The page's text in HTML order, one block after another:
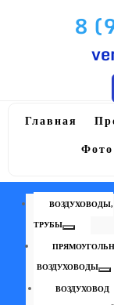
8
Главная
Фото
ВОЗДУХОВОДЫ,
ТРУБЫ
ВОЗДУХОВОДЫ
ВОЗДУХОВОД